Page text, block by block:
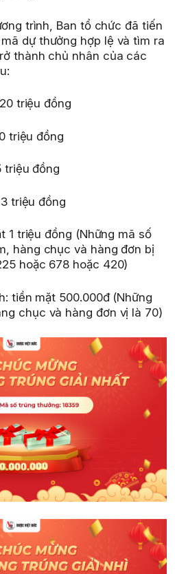
trình, Ban tổ chức đã tiến
dự thưởng hợp lệ và tìm ra
thành chủ nhân của các
triệu đồng
triệu đồng
triệu đồng
triệu đồng
1 triệu đồng (Những mã số
hàng chục và hàng đơn bị
hoặc 678 hoặc 420)
tiền mặt 500.000đ (Những
chục và hàng đơn vị là 70)